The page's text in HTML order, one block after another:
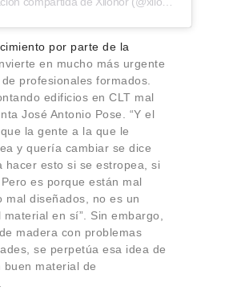
por parte de la
en mucho más urgente
profesionales formados.
edificios en CLT mal
José Antonio Pose. “Y el
la gente a la que le
y quería cambiar se dice
hacer esto si se estropea, si
es porque están mal
mal diseñados, no es un
en sí”. Sin embargo,
madera con problemas
se perpetúa esa idea de
buen material de